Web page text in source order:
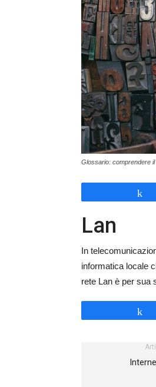
Glossario: comprendere il
Lan
In
informatica locale
rete Lan è per sua